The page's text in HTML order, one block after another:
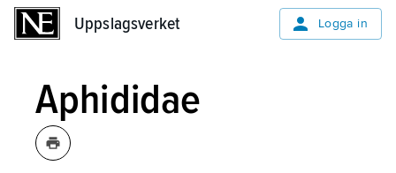
Uppslagsverket Logga in
Aphididae